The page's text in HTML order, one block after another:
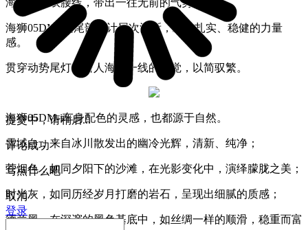
海狮05DM-i的尾部设计层次清晰，给人扎实、稳健的力量
感。
贯穿动势尾灯，给人海天一线的感觉，以简驭繁。
海狮05DM-i车身配色的灵感，也都源于自然。
雪域白，来自冰川散发出的幽冷光辉，清新、纯净；
苍烟色，如同夕阳下的沙滩，在光影变化中，演绎朦胧之美；
时光灰，如同历经岁月打磨的岩石，呈现出细腻的质感；
德兰黑，在深邃的黑色基底中，如丝绸一样的顺滑，稳重而富
提交中，请稍后...
评论成功
写点什么吧
取消
登录